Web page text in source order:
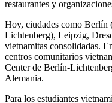
restaurantes y
Hoy, ciudades como Berlín
Lichtenberg), Leipzig,
vietnamitas consolidadas.
centros comunitarios
Center de Berlín-
Alemania.
Para los estudiantes